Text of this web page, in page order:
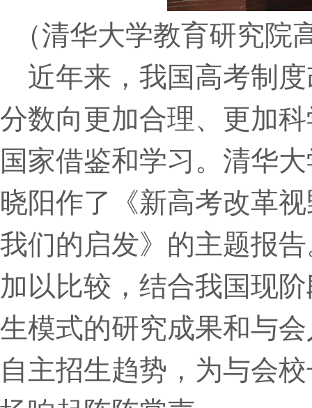
（清华大学教育研究
近年来，我国高考制度
分数向更加合理、更加
国家借鉴和学习。清华
晓阳作了《新高考改革
我们的启发》的主题报
加以比较，结合我国现
生模式的研究成果和与
自主招生趋势，为与会